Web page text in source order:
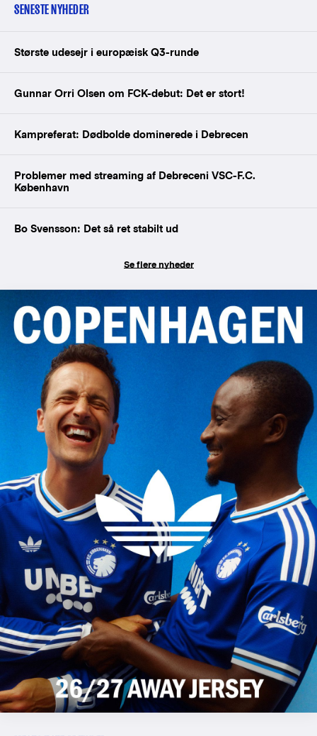
SENESTE NYHEDER
Største udesejr i europæisk Q3-runde
Gunnar Orri Olsen om FCK-debut: Det er stort!
Kampreferat: Dødbolde dominerede i Debrecen
Problemer med streaming af Debreceni VSC-F.C.
København
Bo Svensson: Det så ret stabilt ud
Se flere nyheder